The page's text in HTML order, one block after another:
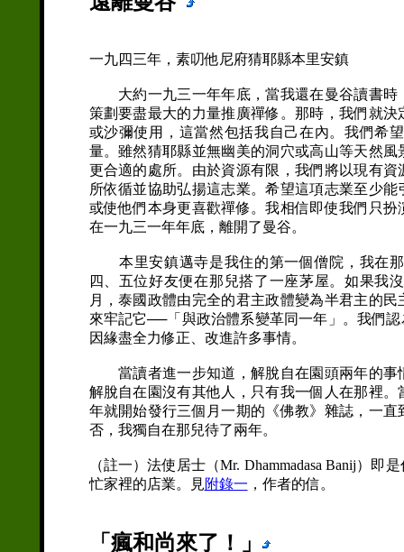
一九四三年，素叨他尼府猜耶縣本里安鎮
大約一九三一年年底，當我還在曼谷讀書時
策劃要盡最大的力量推廣禪修。那時，我們就
或沙彌使用，這當然包括我自己在內。我們希
量。雖然猜耶縣並無幽美的洞穴或高山等天然
更合適的處所。由於資源有限，我們將以現有
所依循並協助弘揚這志業。希望這項志業至少
或使他們本身更喜歡禪修。我相信即使我們只
在一九三一年年底，離開了曼谷。
本里安鎮邁寺是我住的第一個僧院，我在那
四、五位好友便在那兒搭了一座茅屋。如果我
月，泰國政體由完全的君主政體變為半君主的
來牢記它──「與政治體系變革同一年」。我們
因緣盡全力修正、改進許多事情。
當讀者進一步知道，解脫自在園頭兩年的事
解脫自在園沒有其他人，只有我一個人在那裡
年就開始發行三個月一期的《佛教》雜誌，一
否，我獨自在那兒待了兩年。
（註一）法使居士（Mr. Dhammadasa Banij）
忙家裡的店業。見附錄一 ，作者的信。
「瘋和尚來了！」